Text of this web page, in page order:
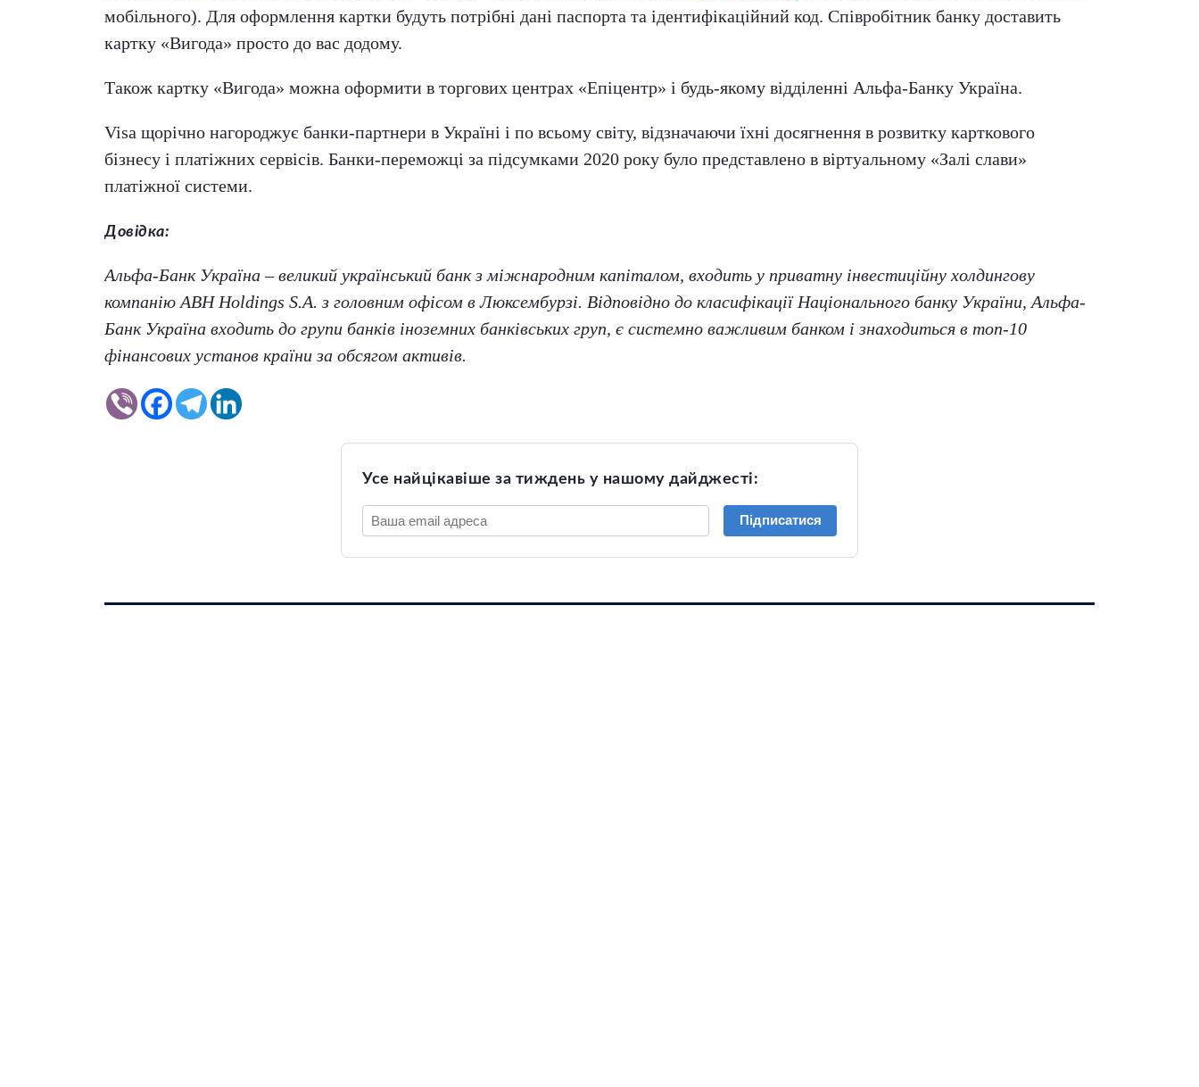
мобільного). Для оформлення картки будуть потрібні дані паспорта та ідентифікаційний код. Співробітник банку доставить
картку «Вигода» просто до вас додому.
Також картку «Вигода» можна оформити в торгових центрах «Епіцентр» і будь-якому відділенні Альфа-Банку Україна.
Visa щорічно нагороджує банки-партнери в Україні і по всьому світу, відзначаючи їхні досягнення в розвитку карткового
бізнесу і платіжних сервісів. Банки-переможці за підсумками 2020 року було представлено в віртуальному «Залі слави»
платіжної системи.
Довідка:
Альфа-Банк Україна – великий український банк з міжнародним капіталом, входить у приватну інвестиційну холдингову
компанію ABH Holdings S.A. з головним офісом в Люксембурзі. Відповідно до класифікації Національного банку України, Альфа-
Банк Україна входить до групи банків іноземних банківських груп, є системно важливим банком і знаходиться в топ-10
фінансових установ країни за обсягом активів.
Усе найцікавіше за тиждень у нашому дайджесті:
Підписатися